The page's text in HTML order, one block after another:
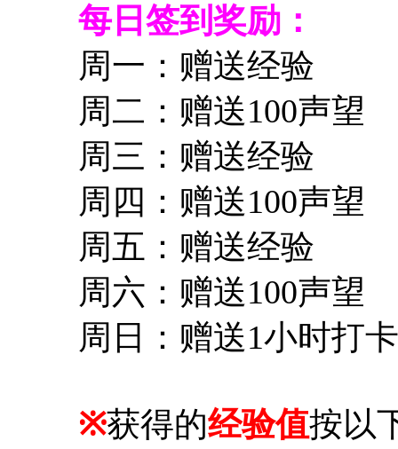
每日签到奖励：
周一：赠送经验
周二：赠送100声望
周三：赠送经验
周四：赠送100声望
周五：赠送经验
周六：赠送100声望
周日：赠送1小时打
※获得的经验值按以